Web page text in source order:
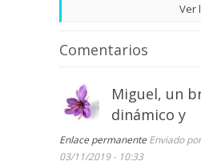
Ver
Comentarios
Miguel, un
dinámico y
Enlace permanente Enviado
03/11/2019 - 10:33